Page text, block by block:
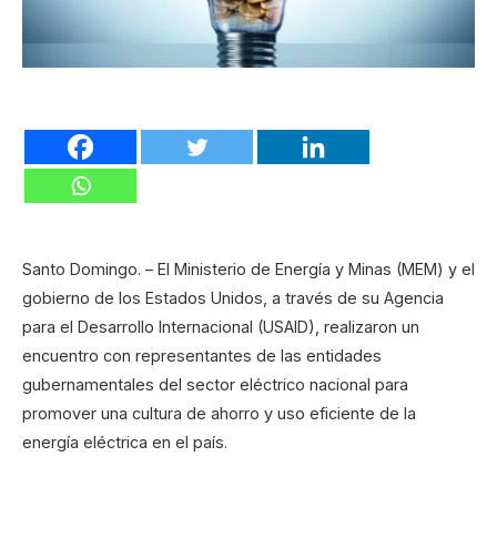
Santo Domingo. – El Ministerio de Energía y Minas (MEM) y el
gobierno de los Estados Unidos, a través de su Agencia
para el Desarrollo Internacional (USAID), realizaron un
encuentro con representantes de las entidades
gubernamentales del sector eléctrico nacional para
promover una cultura de ahorro y uso eficiente de la
energía eléctrica en el país.